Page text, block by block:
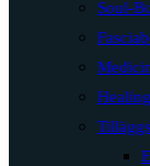
Soul-
Healing